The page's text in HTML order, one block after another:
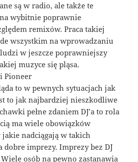
są w radio, ale także te
wybitnie poprawnie
remixów. Praca takiej
wszystkim na wprowadzaniu
w jeszcze poprawniejszy
muzyce się pląsa.
Pioneer
to w pewnych sytuacjach jak
to jak najbardziej nieszkodliwe
pełne zdaniem DJ’a to rola
ma wiele obowiązków
nadciągają w takich
dobre imprezy. Imprezy bez DJ
osób na pewno zastanawia